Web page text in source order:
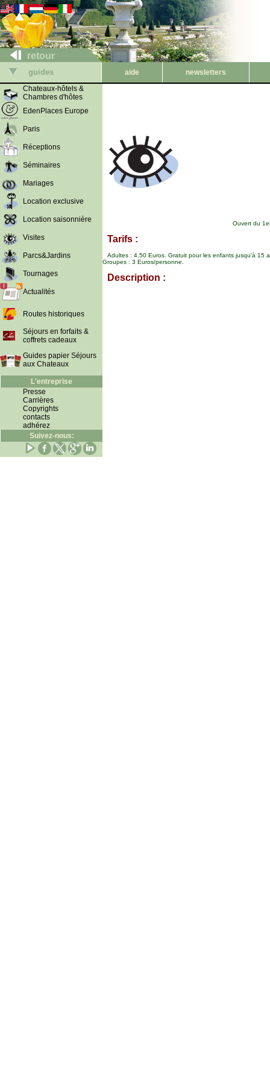
retour
guides aide
newsletters
Chateaux-hôtels &
Chambres d'hôtes
EdenPlaces Europe
Paris
Réceptions
Séminaires
Mariages
Location exclusive
Location saisonnière
Visites
Parcs&Jardins
Tournages
Actualités
Routes historiques
Séjours en forfaits &
coffrets cadeaux
Guides papier Séjours
aux Chateaux
L'entreprise
Presse
Carrières
Copyrights
contacts
adhérez
Suivez-nous:
Ouvert du
Tarifs :
Adultes : 4,50 Euros. Gratuit pour les enfants jusqu'à 15
Groupes : 3 Euros/personne.
Description :